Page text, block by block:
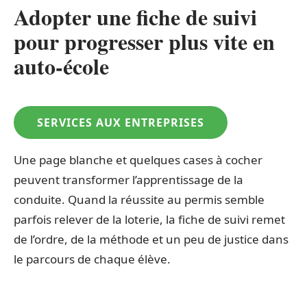
Adopter une fiche de suivi
pour progresser plus vite en
auto-école
SERVICES AUX ENTREPRISES
Une page blanche et quelques cases à cocher
peuvent transformer l’apprentissage de la
conduite. Quand la réussite au permis semble
parfois relever de la loterie, la fiche de suivi remet
de l’ordre, de la méthode et un peu de justice dans
le parcours de chaque élève.